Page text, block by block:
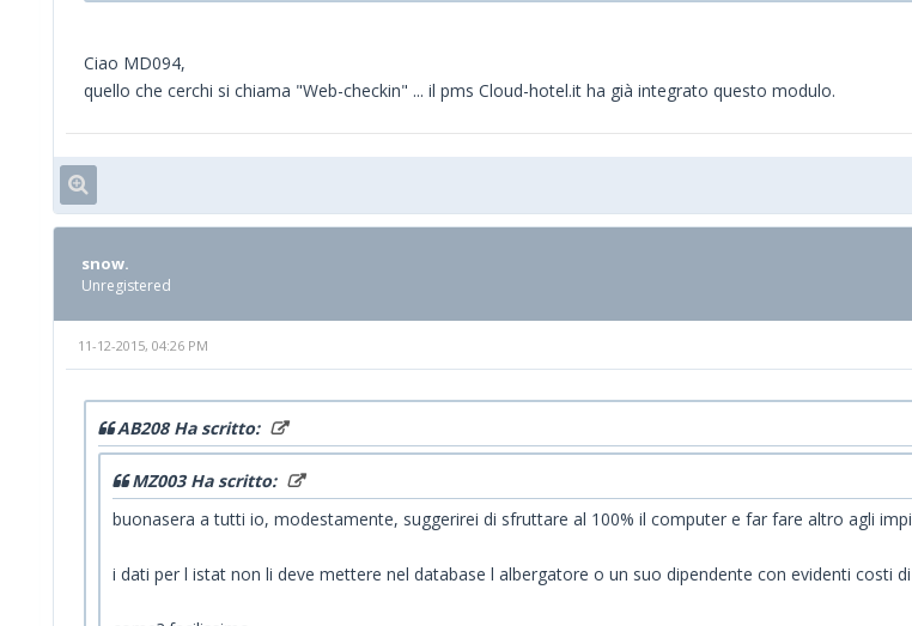
Ciao MD094,
quello che cerchi si chiama "Web-checkin" ... il pms Cloud-hotel.it ha già integrato questo modulo.
snow.
Unregistered
11-12-2015, 04:26 PM
AB208 Ha scritto:
MZ003 Ha scritto:
buonasera a tutti io, modestamente, suggerirei di sfruttare al 100% il computer e far fare altro agli
i dati per l istat non li deve mettere nel database l albergatore o un suo dipendente con evidenti costi